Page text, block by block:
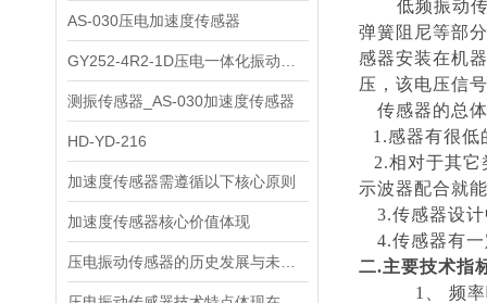
AS-030压电加速度传感器
测振传感器_AS-030加速度传感器
HD-YD-216
加速度传感器需遵循以下核心原则
加速度传感器核心价值体现
低频振动
弹簧阻尼等部
感器安装在机
压，该电压信
传感器的总
1.感器有很低
2.相对于其
示波器配合就
3.传感器设
4.传感器有
二.主要技术指
1、 频